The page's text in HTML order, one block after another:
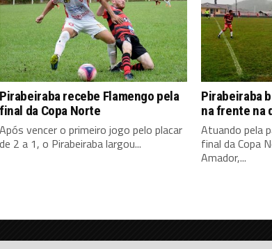
Pirabeiraba recebe Flamengo pela
final da Copa Norte
Após vencer o primeiro jogo pelo placar
de 2 a 1, o Pirabeiraba largou...
Pirabeiraba
na frente na
Atuando pela
final da Copa
Amador,...